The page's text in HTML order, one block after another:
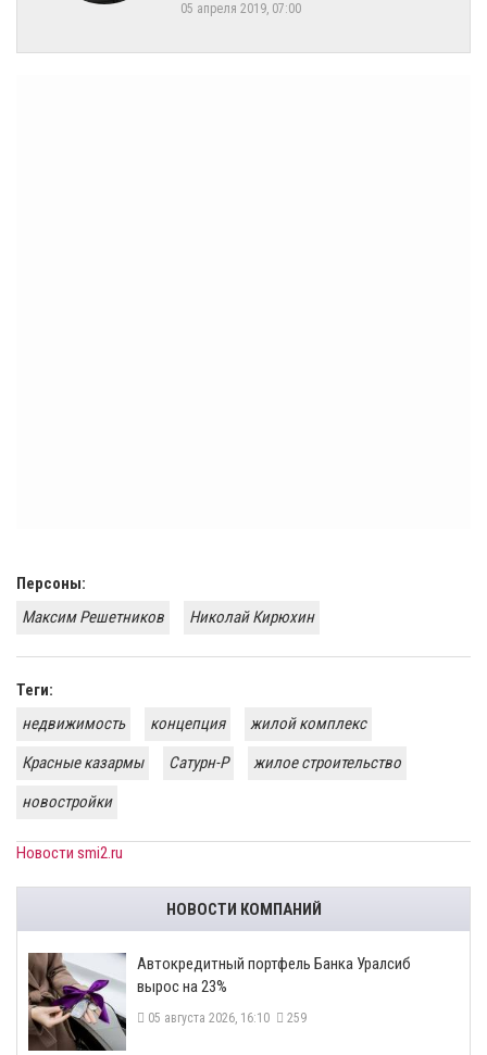
05 апреля 2019, 07:00
Персоны:
Максим Решетников
Николай Кирюхин
Теги:
недвижимость
концепция
жилой комплекс
Красные казармы
Сатурн-Р
жилое строительство
новостройки
Новости smi2.ru
НОВОСТИ КОМПАНИЙ
​Автокредитный портфель Банка Уралсиб
вырос на 23%
05 августа 2026, 16:10 259